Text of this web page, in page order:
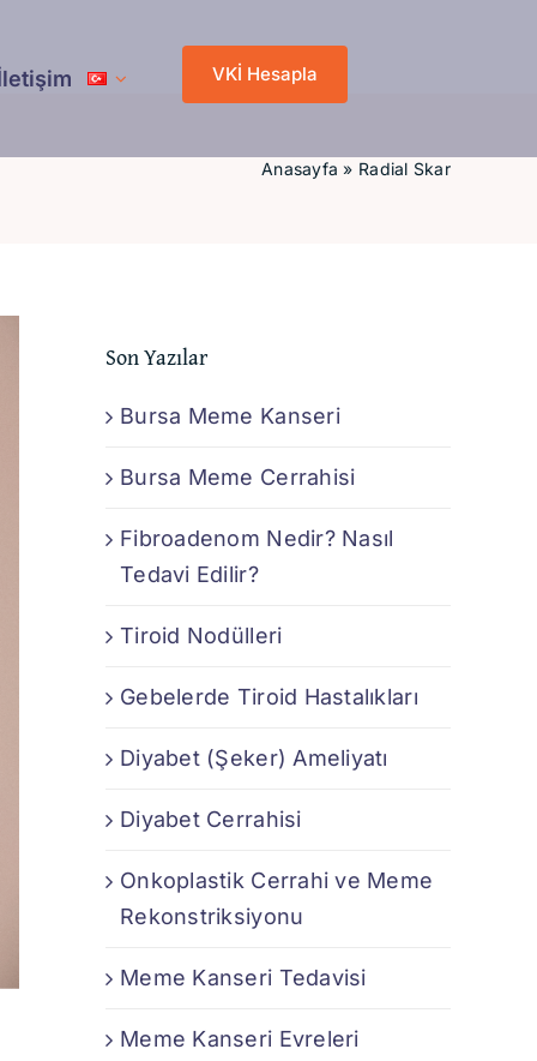
VKİ Hesapla
Anasayfa » Radial Skar
Son Yazılar
Bursa Meme Kanseri
Bursa Meme Cerrahisi
Fibroadenom Nedir? Nasıl
Tedavi Edilir?
Tiroid Nodülleri
Gebelerde Tiroid Hastalıkları
Diyabet (Şeker) Ameliyatı
Diyabet Cerrahisi
Onkoplastik Cerrahi ve Meme
Rekonstriksiyonu
Meme Kanseri Tedavisi
Meme Kanseri Evreleri